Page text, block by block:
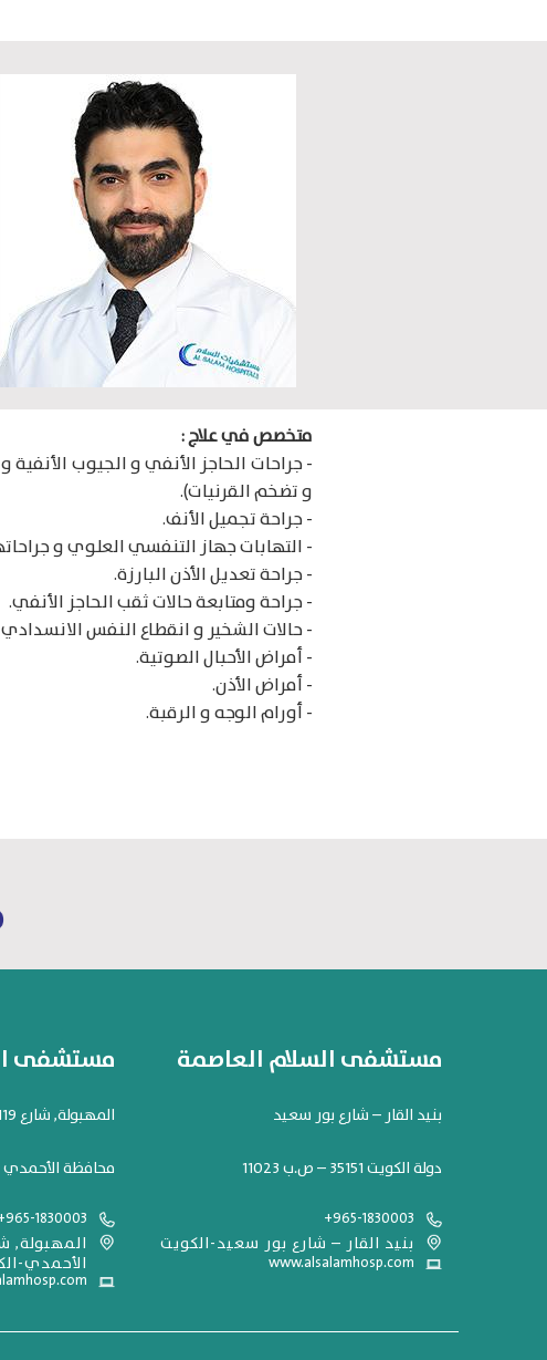
متخصص في علاج :
- جراحات الحاجز الأنفي و الجيوب
و تضخم القرنيات).
- جراحة تجميل الأنف.
- التهابات جهاز التنفسي العلوي و
- جراحة تعديل الأذن البارزة.
- جراحة ومتابعة حالات ثقب الحاجز الأنفي.
- حالات الشخير و انقطاع النفس الانسدادي
- أمراض الأحبال الصوتية.
- أمراض الأذن.
- أورام الوجه و الرقبة.
مستشفى السلام العاصمة
بنيد القار – شارع بور سعيد
دولة الكويت 35151 – ص.ب 11023
+965-1830003
بنيد القار – شارع بور سعيد-الكويت
www.alsalamhosp.com
مستشفى
المهبولة, شارع 119. محافظة الأحمدي
محافظة الأحمدي
1830003
الأحمدي-